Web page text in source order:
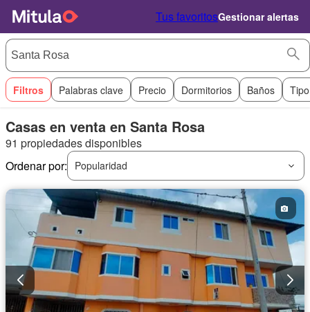
Tus favoritosGestionar alertas
Filtros Palabras clave Precio Dormitorios Baños
Casas en venta en Santa Rosa
91 propiedades disponibles
Ordenar por:
Popularidad